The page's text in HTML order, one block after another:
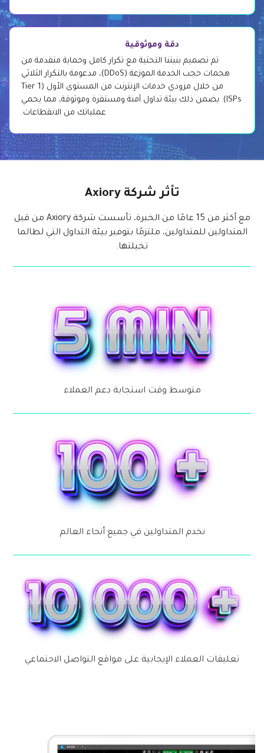
دقة وموثوقية
تم تصميم بنيتنا التحتية مع تكرار كامل وحماية متقدمة من
هجمات حجب الخدمة الموزعة (DDoS)، مدعومة بالتكرار الثلاثي
من خلال مزودي خدمات الإنترنت من المستوى الأول (Tier 1
ISPs). يضمن ذلك بيئة تداول آمنة ومستقرة وموثوقة، مما يحمي
عملياتك من الانقطاعات.
تأثر شركة Axiory
مع أكثر من 15 عامًا من الخبرة، تأسست شركة Axiory من قبل
المتداولين للمتداولين، ملتزمًا بتوفير بيئة التداول التي لطالما
تخيلتها.
متوسط وقت استجابة دعم العملاء
نخدم المتداولين في جميع أنحاء العالم
تعليقات العملاء الإيجابية على مواقع التواصل الاجتماعي